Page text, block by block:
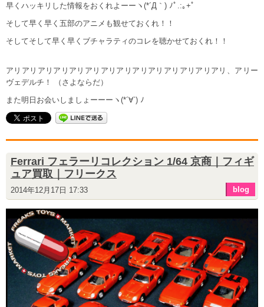
早くハッキリした情報をおくれよーーヽ(*´Д｀) ﾉﾟ.:｡+ﾟ
そして早く早く五部のアニメも観せておくれ！！
そしてそして早く早くブチャラティのコレを聴かせておくれ！！
アリアリアリアリアリアリアリアリアリアリアリアリアリアリ、アリー
ヴェデルチ！ （さよならだ）
また明日お会いしましょーーーヽ(*´∀`) ﾉ
Ferrari フェラーリコレクション 1/64 京商｜フィギ
ュア買取｜フリークス
2014年12月17日 17:33 blog